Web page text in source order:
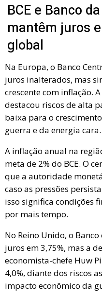
BCE e Banco
mantêm juros
global
Na Europa, o Banco
juros inalterados, mas
crescente com inflação.
destacou riscos de alta
baixa para o
guerra e da energia cara.
A inflação anual na
meta de 2% do BCE. O
que a autoridade
caso as pressões
isso significa condições
por mais tempo.
No Reino Unido, o
juros em 3,75%, mas a
economista-chefe Huw
4,0%, diante dos riscos
impacto econômico da